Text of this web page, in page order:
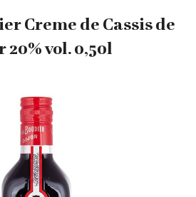
Creme de Cassis de
vol. 0,50l